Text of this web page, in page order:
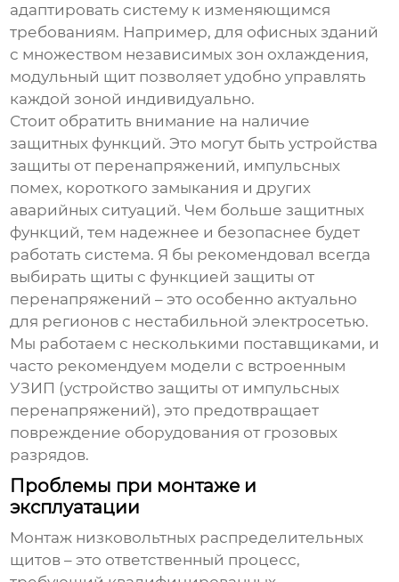
адаптировать систему к изменяющимся
требованиям. Например, для офисных зданий
с множеством независимых зон охлаждения,
модульный щит позволяет удобно управлять
каждой зоной индивидуально.
Стоит обратить внимание на наличие
защитных функций. Это могут быть устройства
защиты от перенапряжений, импульсных
помех, короткого замыкания и других
аварийных ситуаций. Чем больше защитных
функций, тем надежнее и безопаснее будет
работать система. Я бы рекомендовал всегда
выбирать щиты с функцией защиты от
перенапряжений – это особенно актуально
для регионов с нестабильной электросетью.
Мы работаем с несколькими поставщиками, и
часто рекомендуем модели с встроенным
УЗИП (устройство защиты от импульсных
перенапряжений), это предотвращает
повреждение оборудования от грозовых
разрядов.
Проблемы при монтаже и
эксплуатации
Монтаж низковольтных распределительных
щитов – это ответственный процесс,